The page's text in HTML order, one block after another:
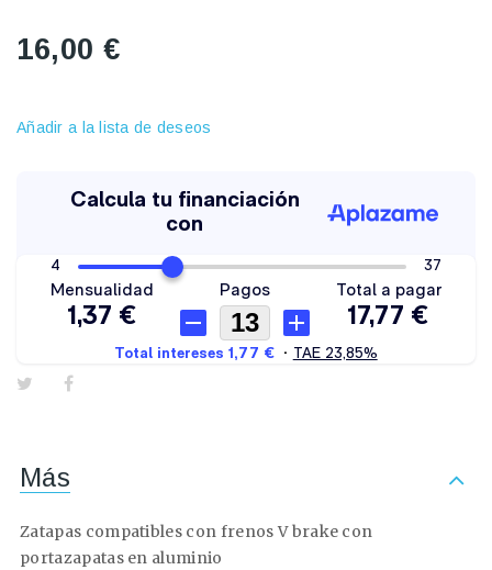
16,00 €
Añadir a la lista de deseos
Más
Zatapas compatibles con frenos V brake con
portazapatas en aluminio